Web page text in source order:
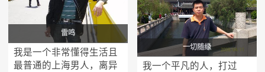
雷鸣
我是一个非常懂得生活且
最普通的上海男人，离异
一切随缘
我一个平凡的人，打过